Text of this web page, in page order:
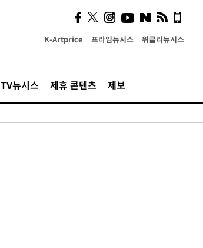
K-Artprice 프라임뉴시스 위클리뉴시스
TV뉴시스 제휴 콘텐츠 제보